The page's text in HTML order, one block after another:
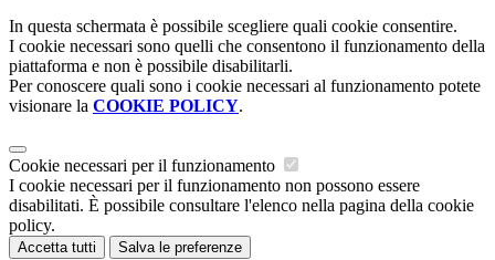
In questa schermata è possibile scegliere quali cookie consentire.
I cookie necessari sono quelli che consentono il funzionamento della
piattaforma e non è possibile disabilitarli.
Per conoscere quali sono i cookie necessari al funzionamento potete
visionare la COOKIE POLICY.
Cookie necessari per il funzionamento
I cookie necessari per il funzionamento non possono essere
disabilitati. È possibile consultare l'elenco nella pagina della cookie
policy.
Accetta tutti Salva le preferenze